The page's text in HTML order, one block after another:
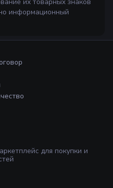
информационный
для покупки и